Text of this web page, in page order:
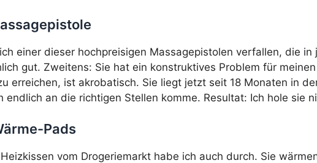
einer dieser hochpreisigen Massagepistolen verfallen, die
gut. Zweitens: Sie hat ein konstruktives Problem für
erreichen, ist akrobatisch. Sie liegt jetzt seit 18 Monaten in
endlich an die richtigen Stellen komme. Resultat: Ich hole sie
Pads
vom Drogeriemarkt habe ich auch durch. Sie